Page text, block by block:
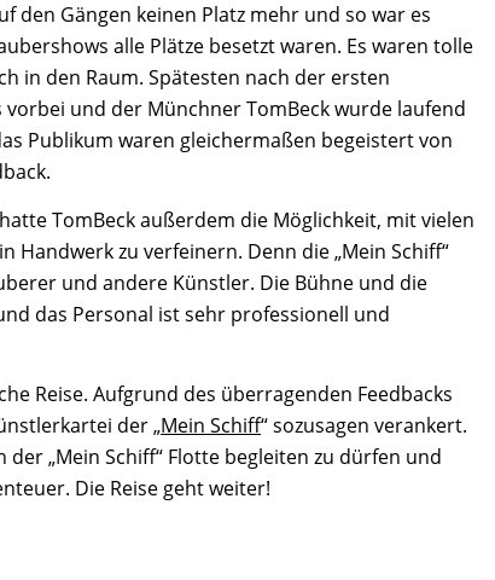
den Gängen keinen Platz mehr und so war es
alle Plätze besetzt waren. Es waren tolle
in den Raum. Spätesten nach der ersten
und der Münchner TomBeck wurde laufend
Publikum waren gleichermaßen begeistert von
TomBeck außerdem die Möglichkeit, mit vielen
zu verfeinern. Denn die „Mein Schiff“
und andere Künstler. Die Bühne und die
das Personal ist sehr professionell und
Reise. Aufgrund des überragenden Feedbacks
der „Mein Schiff“ sozusagen verankert.
„Mein Schiff“ Flotte begleiten zu dürfen und
Die Reise geht weiter!